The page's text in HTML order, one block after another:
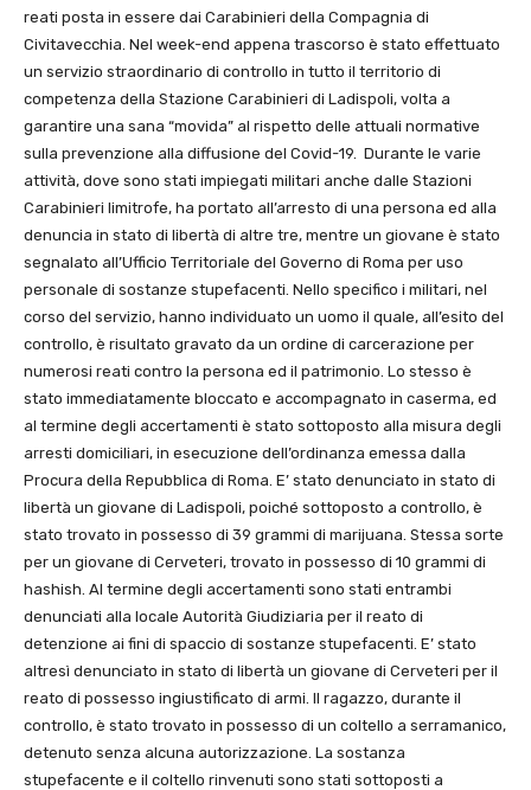
reati posta in essere dai Carabinieri della Compagnia di
Civitavecchia. Nel week-end appena trascorso è stato effettuato
un servizio straordinario di controllo in tutto il territorio di
competenza della Stazione Carabinieri di Ladispoli, volta a
garantire una sana “movida” al rispetto delle attuali normative
sulla prevenzione alla diffusione del Covid-19. Durante le varie
attività, dove sono stati impiegati militari anche dalle Stazioni
Carabinieri limitrofe, ha portato all’arresto di una persona ed alla
denuncia in stato di libertà di altre tre, mentre un giovane è stato
segnalato all’Ufficio Territoriale del Governo di Roma per uso
personale di sostanze stupefacenti. Nello specifico i militari, nel
corso del servizio, hanno individuato un uomo il quale, all’esito del
controllo, è risultato gravato da un ordine di carcerazione per
numerosi reati contro la persona ed il patrimonio. Lo stesso è
stato immediatamente bloccato e accompagnato in caserma, ed
al termine degli accertamenti è stato sottoposto alla misura degli
arresti domiciliari, in esecuzione dell’ordinanza emessa dalla
Procura della Repubblica di Roma. E’ stato denunciato in stato di
libertà un giovane di Ladispoli, poiché sottoposto a controllo, è
stato trovato in possesso di 39 grammi di marijuana. Stessa sorte
per un giovane di Cerveteri, trovato in possesso di 10 grammi di
hashish. Al termine degli accertamenti sono stati entrambi
denunciati alla locale Autorità Giudiziaria per il reato di
detenzione ai fini di spaccio di sostanze stupefacenti. E’ stato
altresì denunciato in stato di libertà un giovane di Cerveteri per il
reato di possesso ingiustificato di armi. Il ragazzo, durante il
controllo, è stato trovato in possesso di un coltello a serramanico,
detenuto senza alcuna autorizzazione. La sostanza
stupefacente e il coltello rinvenuti sono stati sottoposti a